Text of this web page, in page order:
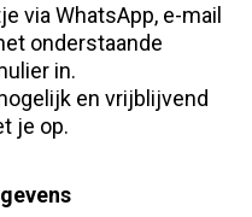
via WhatsApp, e-mail
onderstaande
in.
en vrijblijvend
je op.